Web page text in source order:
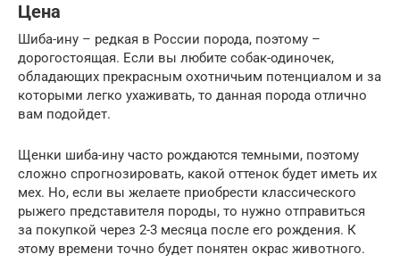
Цена
Шиба-ину – редкая в России порода, поэтому –
дорогостоящая. Если вы любите собак-одиночек,
обладающих прекрасным охотничьим потенциалом и за
которыми легко ухаживать, то данная порода отлично
вам подойдет.
Щенки шиба-ину часто рождаются темными, поэтому
сложно спрогнозировать, какой оттенок будет иметь их
мех. Но, если вы желаете приобрести классического
рыжего представителя породы, то нужно отправиться
за покупкой через 2-3 месяца после его рождения. К
этому времени точно будет понятен окрас животного.